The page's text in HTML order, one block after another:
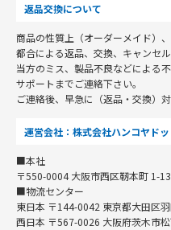
返品交換について
商品の性質上（オーダーメイド）
都合による返品、交換、キャンセル
当方のミス、製品不良などによる
サポートまでご連絡下さい。
ご連絡後、早急に（返品・交換）
運営会社：株式会社ハンコヤド
■本社
〒550-0004 大阪市西区靭本町 1-
■物流センター
東日本 〒144-0042 東京都大田区
西日本 〒567-0026 大阪府茨木市